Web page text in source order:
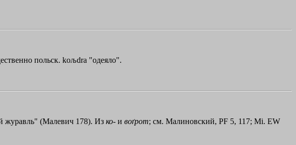
польск. koљdra "одеяло".
журавль" (Малевич 178). Из ко- и воґрот; см. Малиновский, РF 5, 117; Мi. ЕW